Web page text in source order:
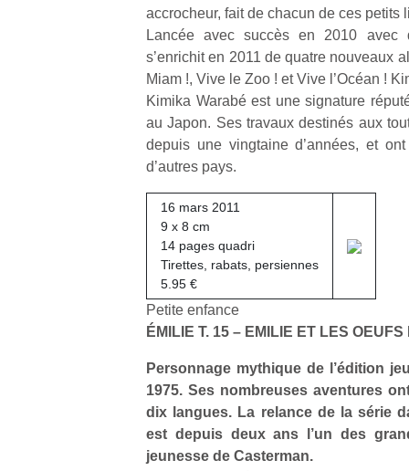
accrocheur, fait de chacun de ces petits
Lancée avec succès en 2010 avec
s’enrichit en 2011 de quatre nouveaux
Miam !, Vive le Zoo ! et Vive l’Océan !
Kimika Warabé est une signature
au Japon. Ses travaux destinés aux
depuis une vingtaine d’années, et
d’autres pays.
16 mars 2011
9 x 8 cm
14 pages quadri
Tirettes, rabats, persiennes
5.95 €
Petite enfance
ÉMILIE T. 15 – EMILIE ET LES
Personnage mythique de l’édition
1975. Ses nombreuses aventures
dix langues. La relance de la série
est depuis deux ans l’un des
jeunesse de Casterman.